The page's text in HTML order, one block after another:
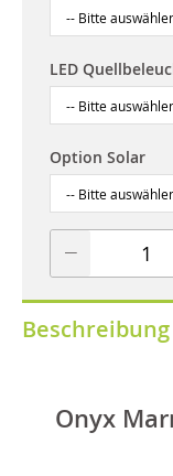
LED
Option Solar
Beschreibung
Onyx